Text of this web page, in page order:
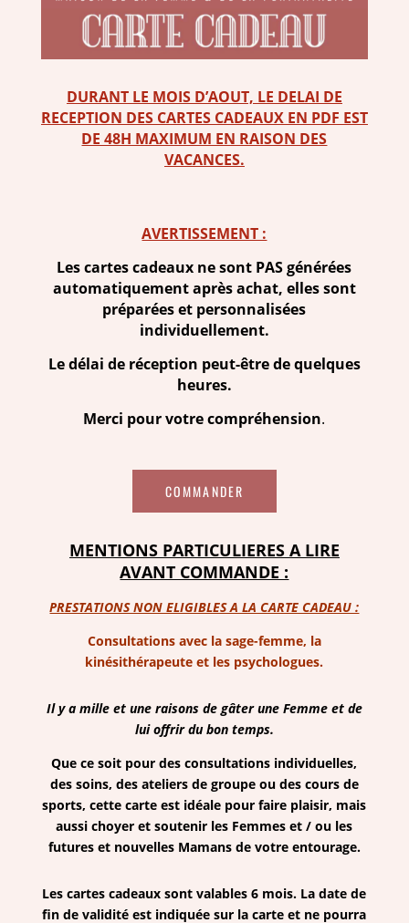
DURANT LE MOIS D’AOUT, LE DELAI DE
RECEPTION DES CARTES CADEAUX EN PDF EST
DE 48H MAXIMUM EN RAISON DES
VACANCES.
AVERTISSEMENT :
Les cartes cadeaux ne sont PAS générées
automatiquement après achat, elles sont
préparées et personnalisées
individuellement.
Le délai de réception peut-être de quelques
heures.
Merci pour votre compréhension.
COMMANDER
MENTIONS PARTICULIERES A LIRE
AVANT COMMANDE :
PRESTATIONS NON ELIGIBLES A LA CARTE CADEAU :
Consultations avec la sage-femme, la
kinésithérapeute et les psychologues.
Il y a mille et une raisons de gâter une Femme et de
lui offrir du bon temps.
Que ce soit pour des consultations individuelles,
des soins, des ateliers de groupe ou des cours de
sports, cette carte est idéale pour faire plaisir, mais
aussi choyer et soutenir les Femmes et / ou les
futures et nouvelles Mamans de votre entourage.
Les cartes cadeaux sont valables 6 mois. La date de
fin de validité est indiquée sur la carte et ne pourra